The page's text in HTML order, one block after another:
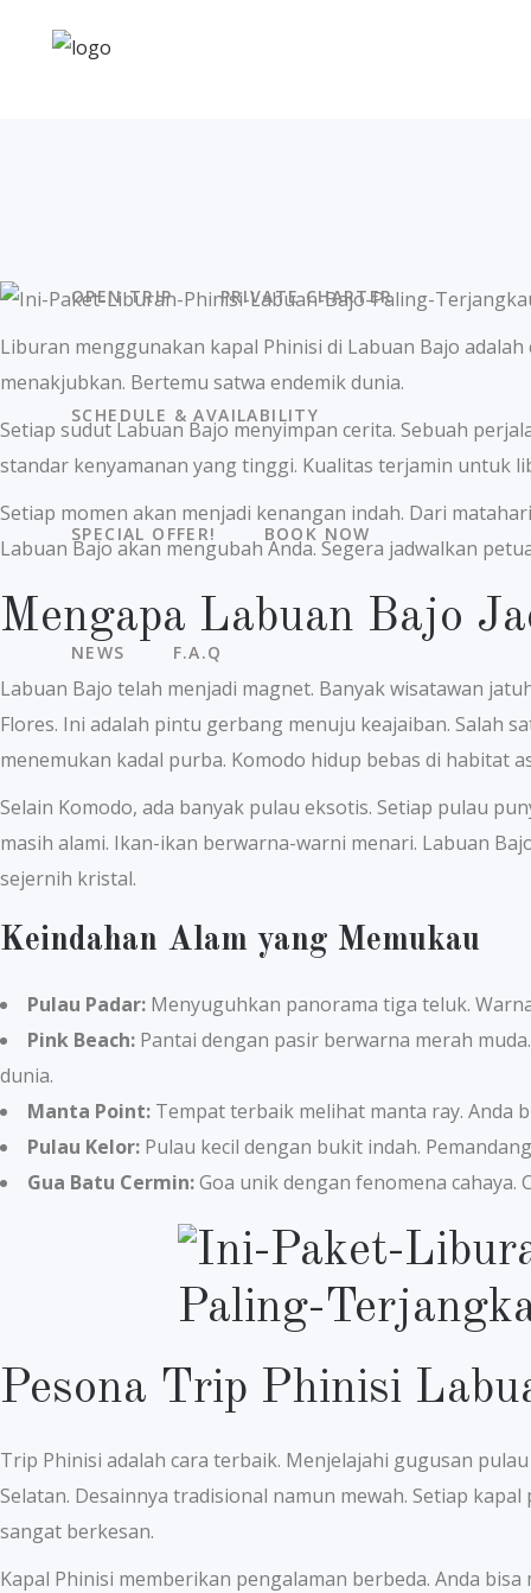
OPEN TRIP PRIVATE CHARTER
SCHEDULE & AVAILABILITY
SPECIAL OFFER! BOOK NOW
NEWS F.A.Q
Liburan menggunakan kapal Phinisi di Labuan Bajo
menakjubkan. Bertemu satwa endemik dunia.
Setiap sudut Labuan Bajo menyimpan cerita. Sebuah
standar kenyamanan yang tinggi. Kualitas terjamin untuk
Setiap momen akan menjadi kenangan indah. Dari
Labuan Bajo akan mengubah Anda. Segera jadwalkan
Mengapa Labuan Bajo
Labuan Bajo telah menjadi magnet. Banyak wisatawan
Flores. Ini adalah pintu gerbang menuju keajaiban. Salah
menemukan kadal purba. Komodo hidup bebas di habitat
Selain Komodo, ada banyak pulau eksotis. Setiap pulau
masih alami. Ikan-ikan berwarna-warni menari. Labuan
sejernih kristal.
Keindahan Alam yang Memukau
Pulau Padar: Menyuguhkan panorama tiga teluk.
Pink Beach: Pantai dengan pasir berwarna merah
dunia.
Manta Point: Tempat terbaik melihat manta ray. Anda
Pulau Kelor: Pulau kecil dengan bukit indah.
Gua Batu Cermin:Goa unik dengan fenomena cahaya.
Pesona Trip Phinisi
Trip Phinisi adalah cara terbaik. Menjelajahi gugusan
Selatan. Desainnya tradisional namun mewah. Setiap
sangat berkesan.
Kapal Phinisi memberikan pengalaman berbeda. Anda